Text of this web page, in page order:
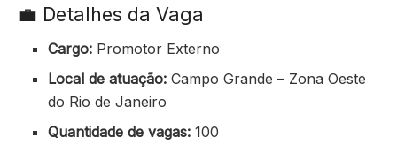
💼 Detalhes da Vaga
Cargo: Promotor Externo
Local de atuação: Campo Grande – Zona Oeste
do Rio de Janeiro
Quantidade de vagas: 100